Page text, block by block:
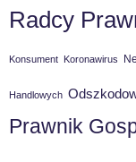
Radcy
Konsument Koronawirus
Handlowych
Prawnik